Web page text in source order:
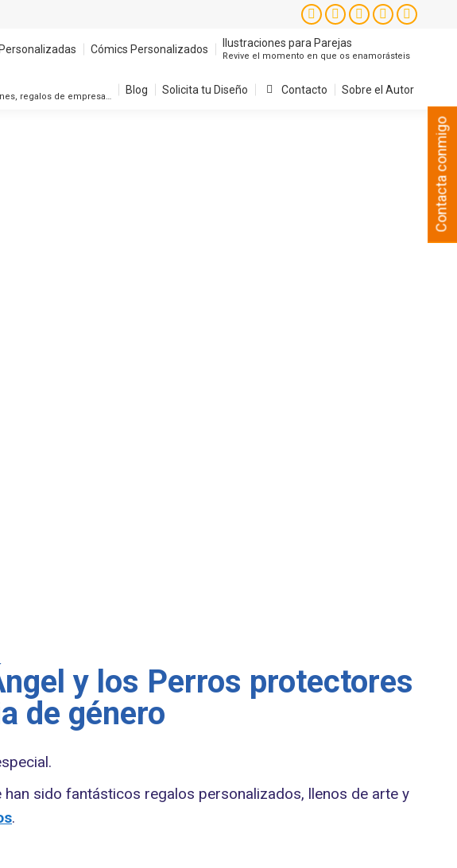
Instagram
page
opens
in
Facebook
page
opens
in
X
opens
in
YouTube
opens
in
opens
in
new
window
Cómics Personalizados Ilustraciones para Parejas
Revive el momento en que os enamorásteis
regalos de empresa…
Blog Solicita tu Diseño Contacto Sobre el Autor
y los Perros protectores
de género
sido fantásticos regalos personalizados, llenos de arte y
.
Contacta conmigo